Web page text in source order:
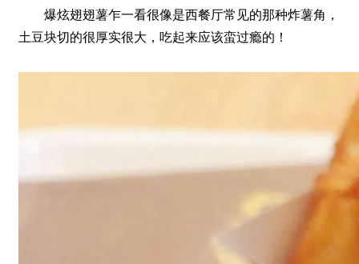
爆炫翅翅薯乍一看很像是西餐厅常见的那种炸薯角，
土豆块切的很厚实很大，吃起来应该蛮过瘾的！